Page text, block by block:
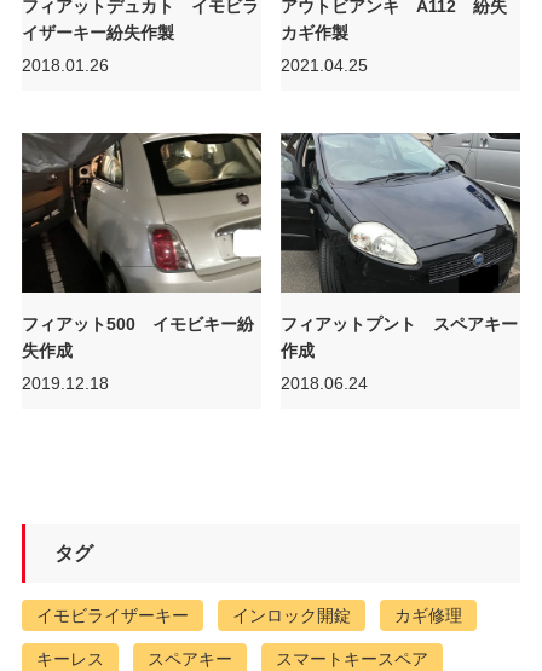
フィアットデュカト イモビラ
イザーキー紛失作製
2018.01.26
アウトビアンキ A112 紛失
カギ作製
2021.04.25
フィアット500 イモビキー紛
失作成
2019.12.18
フィアットプント スペアキー
作成
2018.06.24
タグ
イモビライザーキー インロック開錠 カギ修理
キーレス スペアキー スマートキースペア